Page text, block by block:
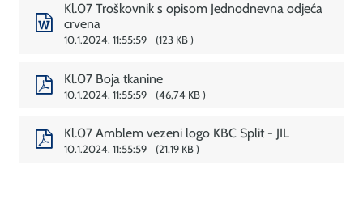
Kl.07 Troškovnik s opisom Jednodnevna odjeća
crvena
10.1.2024. 11:55:59 123 KB
Kl.07 Boja tkanine
10.1.2024. 11:55:59 46,74 KB
Kl.07 Amblem vezeni logo KBC Split - JIL
10.1.2024. 11:55:59 21,19 KB